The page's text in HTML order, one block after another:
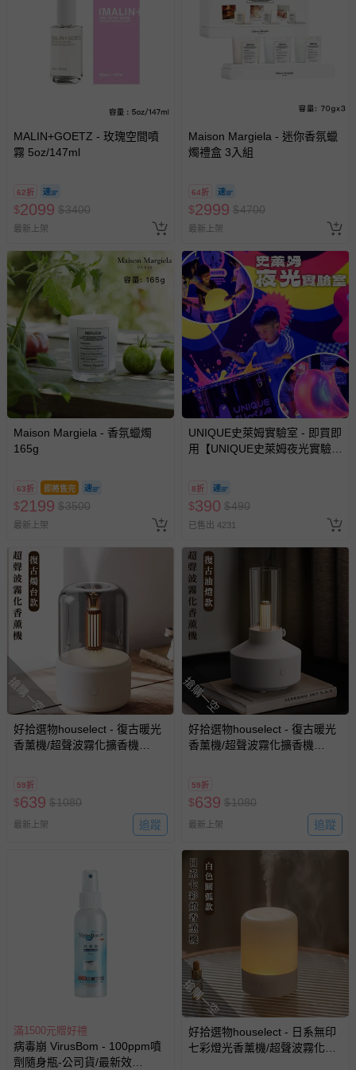
針對滿件折/滿額贈…等活動，如因部份退貨，而該訂單保
留商品未達活動門檻，將以原價計算，活動贈品亦需一併退
易於腐敗、保存期限較短或解約時即將逾期（例如生鮮
商品、食品等）。
報紙、期刊或雜誌（惟書籍如經拆封、使用，則酌收整
新費用）。
等）。
非以有形媒介提供之數位內容或一經提供即為完成之線
上服務，經消費者事先同意始提供（例如線上課程、遊
戲或活動點數等）。
已拆封之以下類型商品：
-個人衛生用品（例如尿布、貼身衣物、泳裝、襪子、地
墊、寢具類等）。
-新生兒親膚衣物（嬰幼兒包巾與背巾、包屁衣、學習
-接觸性孕哺產品（奶嘴、奶瓶、擠乳器、哺乳衣、托腹
示字句等說明貼紙、封條者。
國際航空、客運、訂房等服務。
相關的退換貨辦理流程，可詳見：退換貨 & 退款問題
其他常見問題：
運送服務：目前提供的運送僅限台灣本島。如您位於離島地
區，可能會無法配送，或須依據商品需加收離島運費。廠商
亦保留出貨與否的權利。離島、偏遠地區、樓層親送等加價
費用，可能會另需加收。
商品實際的配達日期，可於訂單個人資料內的查詢訂單內，
已出貨通知之訊息為主。
如您收到商品，請依正常流程檢查是否完好，若商品遇瑕疵
情形，您可申請更換新品或退貨，請見：退貨的辦理流程
式、折價券與購物金的使用、退貨及商品運送方式等有疑
問，你可詳見：
媽咪愛客服中心。
預購商品：預購為海外同步代購，遇缺貨即會通知媽咪並協
商品如因「價格、組合」等錯誤原因，導致無法安排出貨，
會主動以簡訊及mail通知訂單取消事宜，並將提供適當補
MALIN+GOETZ - 玫瑰空間噴
霧 5oz/147ml
62折
$2099 $3400
最新上架
Maison Margiela - 迷你香氛蠟
燭禮盒 3入組
64折
$2999 $4700
最新上架
Maison Margiela - 香氛蠟燭
165g
63折 即將售完
$2199 $3500
最新上架
UNIQUE史萊姆實驗室 - 即買即
用【UNIQUE史萊姆夜光實驗室
8/30 (電子票券，於展期現場憑
訂單編號兌換，逾期作廢) (大
人小孩均一價(3歲以上需購票))
8折
$390 $490
已售出 4231
搶購一空
好拾選物houselect - 復古暖光
香薰機/超聲波霧化擴香機
59折
$639 $1080
最新上架 追蹤
搶購一空
好拾選物houselect - 復古暖光
香薰機/超聲波霧化擴香機
59折
$639 $1080
最新上架 追蹤
滿1500元贈好禮
病毒崩 VirusBom - 100ppm噴
劑隨身瓶-公司貨/最新效
搶購一空
好拾選物houselect - 日系無印
七彩燈光香薰機/超聲波霧化擴